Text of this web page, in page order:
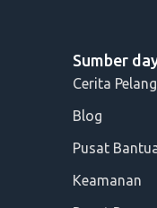
Sumber
Cerita
Blog
Pusat
Keamanan